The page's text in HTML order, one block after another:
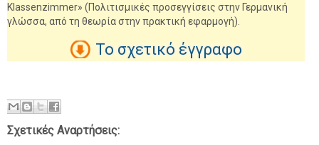
Klassenzimmer» (Πολιτισμικές προσεγγίσεις στην Γερμανική
γλώσσα, από τη θεωρία στην πρακτική εφαρμογή).
Το σχετικό έγγραφο
Σχετικές Αναρτήσεις: